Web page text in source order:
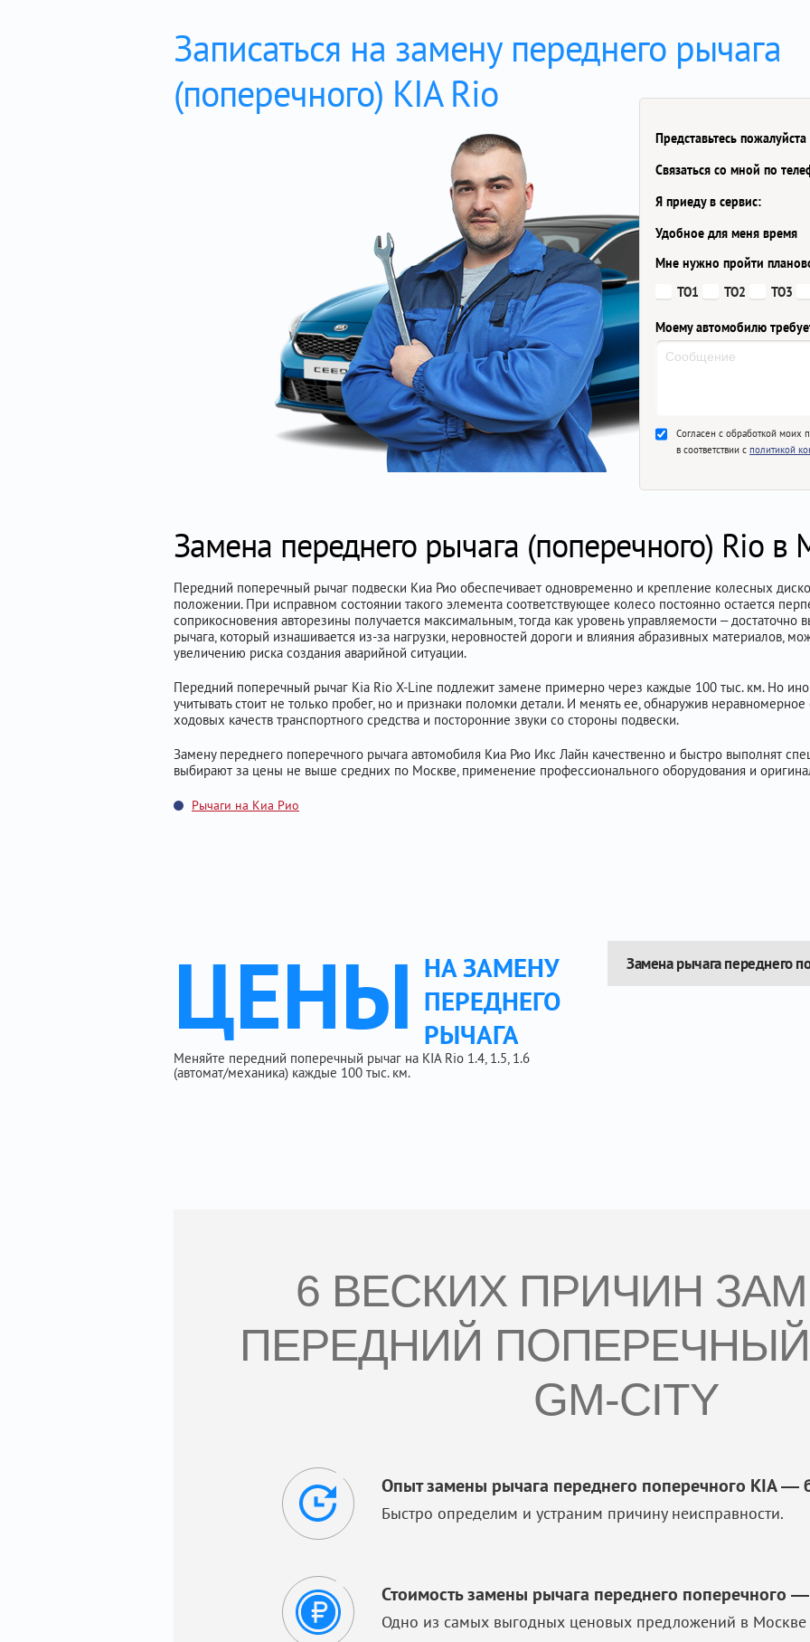
Записаться на замену переднего рычага
(поперечного) KIA Rio
Представьтесь пожалуйста
Связаться со мной по
Я приеду в сервис:
Удобное для меня время
Мне нужно пройти
ТО1
ТО2 ТО3
Моему автомобилю
Согласен с обработкой моих
в соответствии с политикой
Замена переднего рычага (поперечного) Rio
Передний поперечный рычаг подвески Киа Рио обеспечивает одновременно и крепление колесных
положении. При исправном состоянии такого элемента соответствующее колесо постоянно остается
соприкосновения авторезины получается максимальным, тогда как уровень управляемости –
рычага, который изнашивается из-за нагрузки, неровностей дороги и влияния абразивных материалов,
увеличению риска создания аварийной ситуации.
Передний поперечный рычаг Kia Rio X-Line подлежит замене примерно через каждые 100 тыс. км. Но
учитывать стоит не только пробег, но и признаки поломки детали. И менять ее, обнаружив
ходовых качеств транспортного средства и посторонние звуки со стороны подвески.
Замену переднего поперечного рычага автомобиля Киа Рио Икс Лайн качественно и быстро выполнят
выбирают за цены не выше средних по Москве, применение профессионального оборудования и
Рычаги на Киа Рио
ЦЕНЫ НА ЗАМЕНУ
ПЕРЕДНЕГО
РЫЧАГА
Меняйте передний поперечный рычаг на KIA Rio 1.4, 1.5, 1.6
(автомат/механика) каждые 100 тыс. км.
Замена рычага переднего
6 ВЕСКИХ ПРИЧИН
ПЕРЕДНИЙ
GM-CITY
Опыт замены рычага переднего поперечного KIA —
Быстро определим и устраним причину неисправности.
Стоимость замены рычага переднего поперечного
Одно из самых выгодных ценовых предложений в Москве